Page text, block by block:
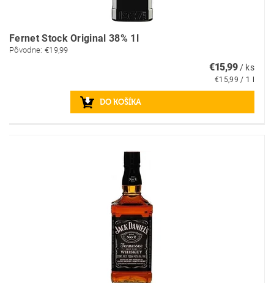
Fernet Stock Original 38% 1l
Pôvodne: €19,99
€15,99 / ks
€15,99 / 1 l